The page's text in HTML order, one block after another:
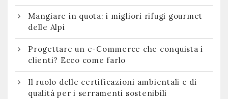
Mangiare in quota: i migliori rifugi gourmet
delle Alpi
Progettare un e-Commerce che conquista i
clienti? Ecco come farlo
Il ruolo delle certificazioni ambientali e di
qualità per i serramenti sostenibili